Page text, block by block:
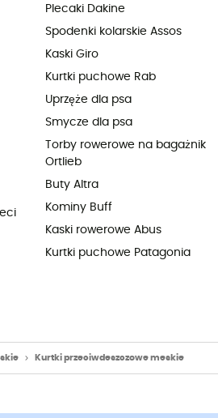
Plecaki Dakine
Spodenki kolarskie Assos
Kaski Giro
Kurtki puchowe Rab
Uprzęże dla psa
Smycze dla psa
Torby rowerowe na bagażnik
Ortlieb
Buty Altra
Kominy Buff
Kaski rowerowe Abus
Kurtki puchowe Patagonia
Kurtki przeciwdeszczowe meskie